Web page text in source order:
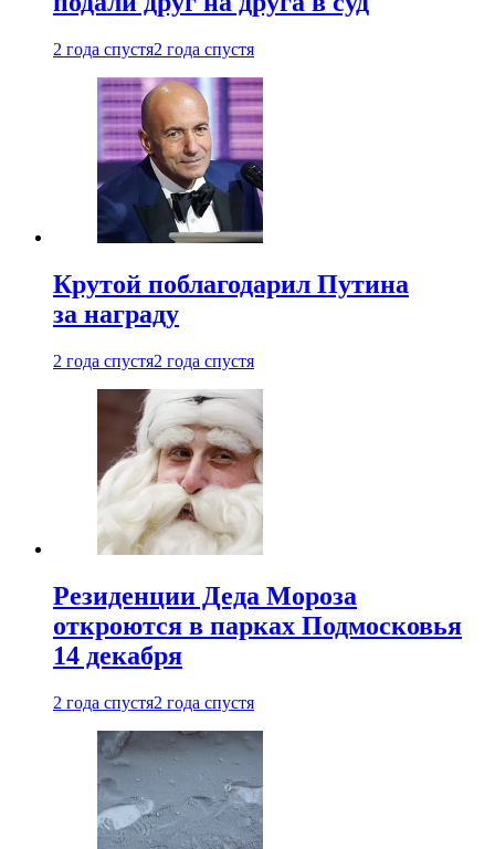
2 года спустя2 года спустя
Крутой поблагодарил Путина
за награду
2 года спустя2 года спустя
Резиденции Деда Мороза
откроются в парках Подмосковья
14 декабря
2 года спустя2 года спустя